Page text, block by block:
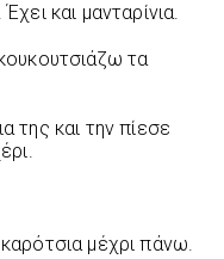
και μανταρίνια.
τα
της και την πίεσε
μέχρι πάνω.